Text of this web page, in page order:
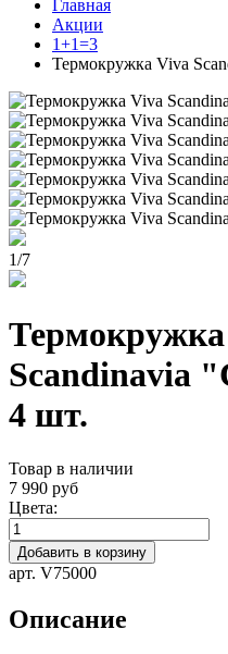
Главная
Акции
1+1=3
Термокружка Viva
1/7
Scandinavia
4 шт.
Товар в наличии
7 990 руб
Цвета:
Добавить в корзину
арт. V75000
Описание